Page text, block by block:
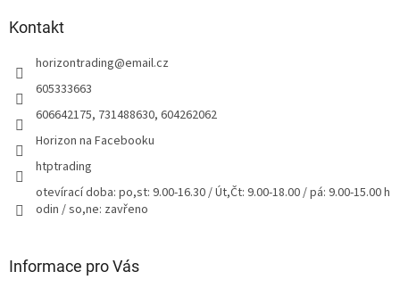
Kontakt
horizontrading@email.cz
605333663
606642175, 731488630, 604262062
Horizon na Facebooku
htptrading
otevírací doba: po,st: 9.00-16.30 / Út,Čt: 9.00-18.00 / pá: 9.00-15.00 h
odin / so,ne: zavřeno
Informace pro Vás